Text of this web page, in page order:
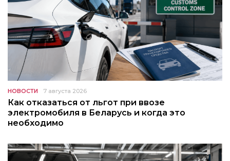
НОВОСТИ 7 августа 2026
Как отказаться от льгот при ввозе
электромобиля в Беларусь и когда это
необходимо